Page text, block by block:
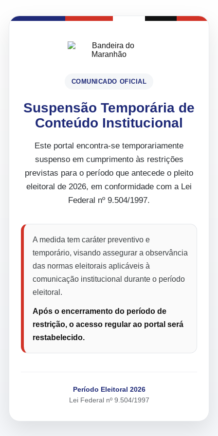
COMUNICADO OFICIAL
Suspensão Temporária de
Conteúdo Institucional
Este portal encontra-se temporariamente
suspenso em cumprimento às restrições
previstas para o período que antecede o pleito
eleitoral de 2026, em conformidade com a Lei
Federal nº 9.504/1997.
A medida tem caráter preventivo e
temporário, visando assegurar a observância
das normas eleitorais aplicáveis à
comunicação institucional durante o período
eleitoral.
Após o encerramento do período de
restrição, o acesso regular ao portal será
restabelecido.
Período Eleitoral 2026
Lei Federal nº 9.504/1997